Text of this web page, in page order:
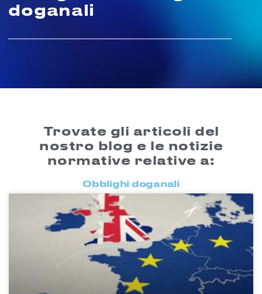
doganali
Trovate gli articoli del
nostro blog e le notizie
normative relative a:
Obblighi doganali